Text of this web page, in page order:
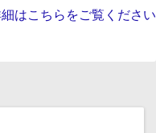
はこちらをご覧ください